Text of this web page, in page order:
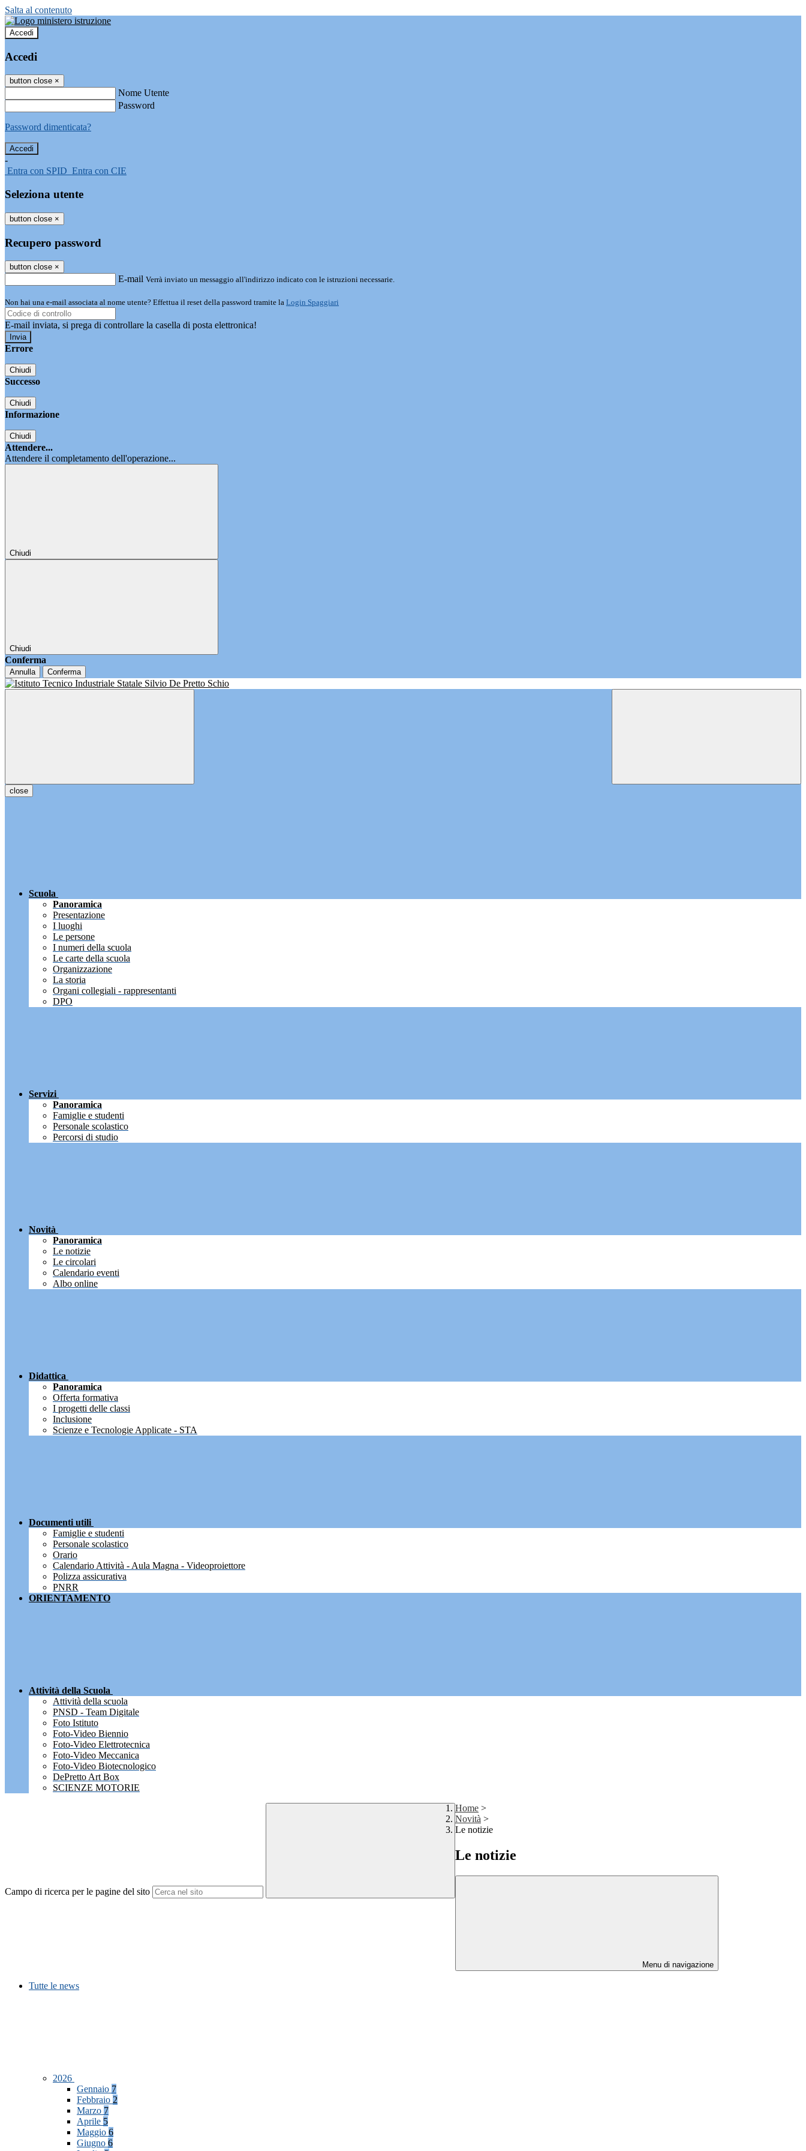
Salta al contenuto
Accedi
Accedi
button close ×
Nome Utente
Password
Password dimenticata?
-
Entra con SPID Entra con CIE
Seleziona utente
button close ×
Recupero password
button close ×
E-mail Verrà inviato un messaggio all'indirizzo indicato con le istruzioni necessarie.
Non hai una e-mail associata al nome utente? Effettua il reset della password tramite la Login Spaggiari
E-mail inviata, si prega di controllare la casella di posta elettronica!
Errore
Chiudi
Successo
Chiudi
Informazione
Chiudi
Attendere...
Attendere il completamento dell'operazione...
Chiudi
Chiudi
Conferma
Annulla Conferma
close
Scuola
Panoramica
Presentazione
I luoghi
Le persone
I numeri della scuola
Le carte della scuola
Organizzazione
La storia
Organi collegiali - rappresentanti
DPO
Servizi
Panoramica
Famiglie e studenti
Personale scolastico
Percorsi di studio
Novità
Panoramica
Le notizie
Le circolari
Calendario eventi
Albo online
Didattica
Panoramica
Offerta formativa
I progetti delle classi
Inclusione
Scienze e Tecnologie Applicate - STA
Documenti utili
Famiglie e studenti
Personale scolastico
Orario
Calendario Attività - Aula Magna - Videoproiettore
Polizza assicurativa
PNRR
ORIENTAMENTO
Attività della Scuola
Attività della scuola
PNSD - Team Digitale
Foto Istituto
Foto-Video Biennio
Foto-Video Elettrotecnica
Foto-Video Meccanica
Foto-Video Biotecnologico
DePretto Art Box
SCIENZE MOTORIE
Campo di ricerca per le pagine del sito
Home >
Novità >
Le notizie
Le notizie
Menu di navigazione
Tutte le news
2026
Gennaio 7
Febbraio 2
Marzo 7
Aprile 5
Maggio 6
Giugno 6